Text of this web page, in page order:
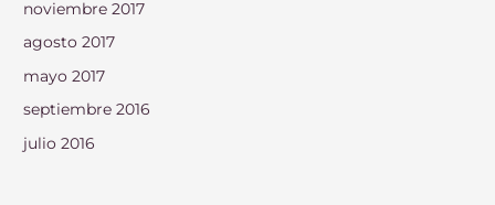
noviembre 2017
agosto 2017
mayo 2017
septiembre 2016
julio 2016